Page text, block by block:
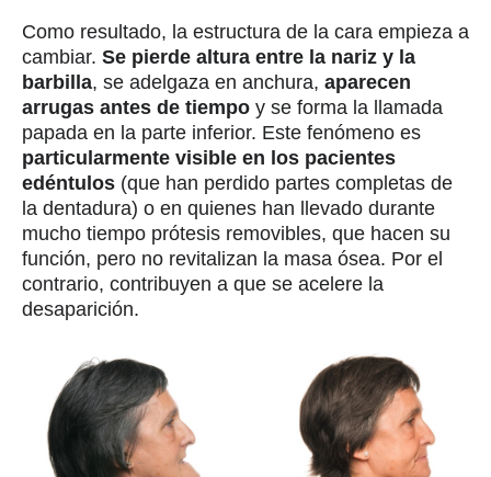
Como resultado, la estructura de la cara empieza a
cambiar. Se pierde altura entre la nariz y la
barbilla, se adelgaza en anchura, aparecen
arrugas antes de tiempo y se forma la llamada
papada en la parte inferior. Este fenómeno es
particularmente visible en los pacientes
edéntulos (que han perdido partes completas de
la dentadura) o en quienes han llevado durante
mucho tiempo prótesis removibles, que hacen su
función, pero no revitalizan la masa ósea. Por el
contrario, contribuyen a que se acelere la
desaparición.